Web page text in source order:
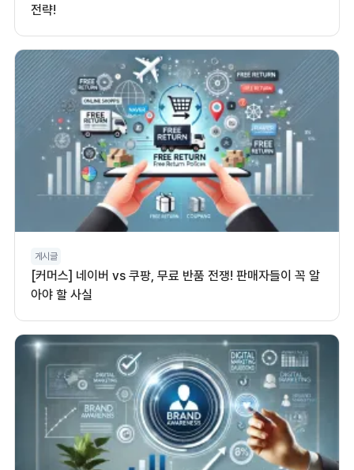
전략!
게시글
[커머스] 네이버 vs 쿠팡, 무료 반품 전쟁! 판매자들이 꼭 알
아야 할 사실